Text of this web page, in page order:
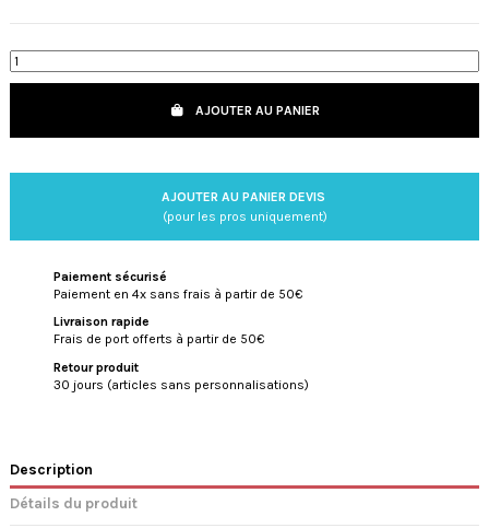
AJOUTER AU PANIER
AJOUTER AU PANIER DEVIS
(pour les pros uniquement)
Paiement sécurisé
Paiement en 4x sans frais à partir de 50€
Livraison rapide
Frais de port offerts à partir de 50€
Retour produit
30 jours (articles sans personnalisations)
Description
Détails du produit